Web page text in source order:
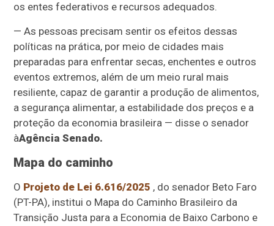
os entes federativos e recursos adequados.
— As pessoas precisam sentir os efeitos dessas
políticas na prática, por meio de cidades mais
preparadas para enfrentar secas, enchentes e outros
eventos extremos, além de um meio rural mais
resiliente, capaz de garantir a produção de alimentos,
a segurança alimentar, a estabilidade dos preços e a
proteção da economia brasileira — disse o senador
àAgência Senado.
Mapa do caminho
O Projeto de Lei 6.616/2025 , do senador Beto Faro
(PT-PA), institui o Mapa do Caminho Brasileiro da
Transição Justa para a Economia de Baixo Carbono e